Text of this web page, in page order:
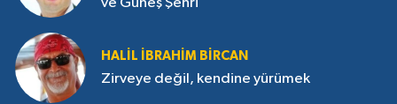
ve Güneş Şehri
HALIL İBRAHIM BIRCAN
Zirveye değil, kendine yürümek